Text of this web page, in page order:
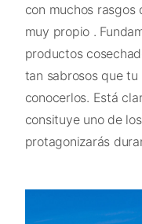
con muchos
muy propio .
productos
tan sabrosos que
conocerlos. Está
consituye uno de
protagonizarás